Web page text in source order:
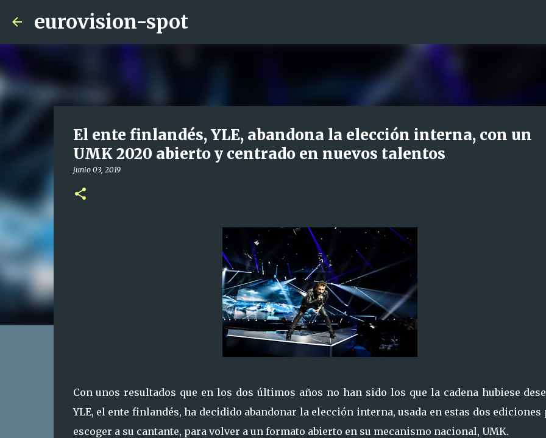
eurovision-spot
El ente finlandés, YLE, abandona la elección interna, con un
UMK 2020 abierto y centrado en nuevos talentos
junio 03, 2019
Con unos resultados que en los dos últimos años no han sido los que la cadena hubiese
YLE, el ente finlandés, ha decidido abandonar la elección interna, usada en estas dos ediciones
escoger a su cantante, para volver a un formato abierto en su mecanismo nacional, UMK.